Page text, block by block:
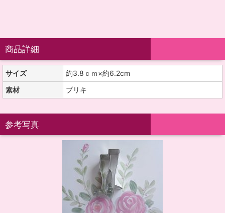
商品詳細
サイズ
約3.8ｃｍ×約6.2cm
素材
ブリキ
参考写真